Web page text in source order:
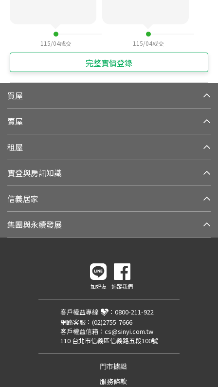
115/04成交 115/04成交
完整實價登錄
買屋
賣屋
租屋
實登與房訊知識
信義居家
集團與永續發展
加好友 追蹤我們
客戶權益專線 ： 0800-211-922
網路客服： (02)2755-7666
客戶權益信箱： cs@sinyi.com.tw
110 台北市信義區信義路五段100號
門市據點
服務條款